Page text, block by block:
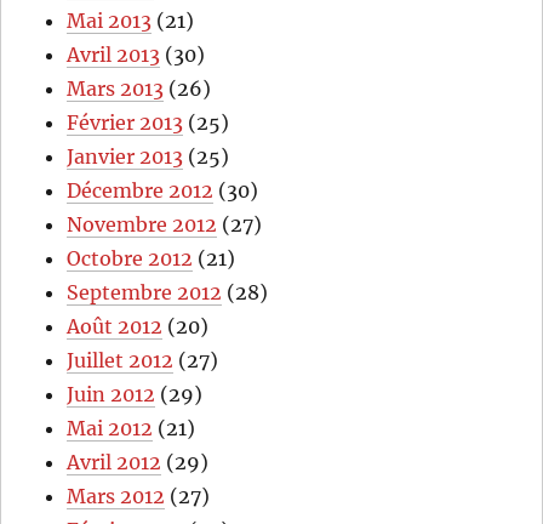
Mai 2013 (21)
Avril 2013 (30)
Mars 2013 (26)
Février 2013 (25)
Janvier 2013 (25)
Décembre 2012 (30)
Novembre 2012 (27)
Octobre 2012 (21)
Septembre 2012 (28)
Août 2012 (20)
Juillet 2012 (27)
Juin 2012 (29)
Mai 2012 (21)
Avril 2012 (29)
Mars 2012 (27)